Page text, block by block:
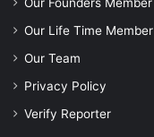
Our Life Time Member
Our Team
Privacy Policy
Verify Reporter